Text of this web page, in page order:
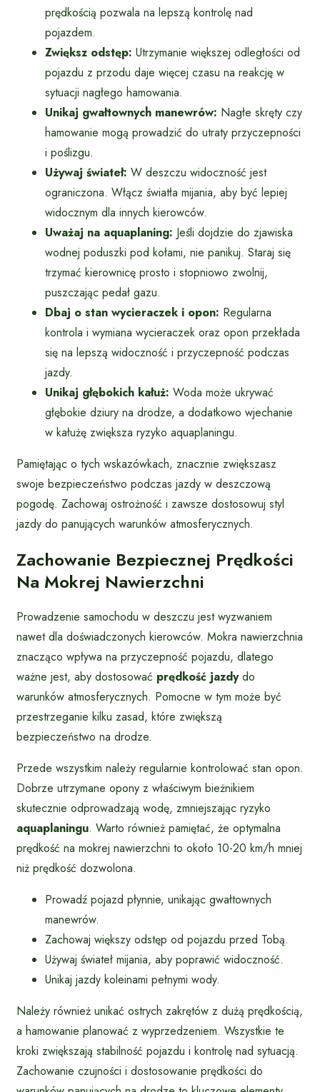
prędkością pozwala na lepszą kontrolę nad
pojazdem.
Zwiększ odstęp: Utrzymanie większej odległości od
pojazdu z przodu daje więcej czasu na reakcję w
sytuacji nagłego hamowania.
Unikaj gwałtownych manewrów: Nagłe skręty czy
hamowanie mogą prowadzić do utraty przyczepności
i poślizgu.
Używaj świateł: W deszczu widoczność jest
ograniczona. Włącz światła mijania, aby być lepiej
widocznym dla innych kierowców.
Uważaj na aquaplaning: Jeśli dojdzie do zjawiska
wodnej poduszki pod kołami, nie panikuj. Staraj się
trzymać kierownicę prosto i stopniowo zwolnij,
puszczając pedał gazu.
Dbaj o stan wycieraczek i opon: Regularna
kontrola i wymiana wycieraczek oraz opon przekłada
się na lepszą widoczność i przyczepność podczas
jazdy.
Unikaj głębokich kałuż: Woda może ukrywać
głębokie dziury na drodze, a dodatkowo wjechanie
w kałużę zwiększa ryzyko aquaplaningu.
Pamiętając o tych wskazówkach, znacznie zwiększasz
swoje bezpieczeństwo podczas jazdy w deszczową
pogodę. Zachowaj ostrożność i zawsze dostosowuj styl
jazdy do panujących warunków atmosferycznych.
Zachowanie Bezpiecznej Prędkości
Na Mokrej Nawierzchni
Prowadzenie samochodu w deszczu jest wyzwaniem
nawet dla doświadczonych kierowców. Mokra nawierzchnia
znacząco wpływa na przyczepność pojazdu, dlatego
ważne jest, aby dostosować prędkość jazdydo
warunków atmosferycznych. Pomocne w tym może być
przestrzeganie kilku zasad, które zwiększą
bezpieczeństwo na drodze.
Przede wszystkim należy regularnie kontrolować stan opon.
Dobrze utrzymane opony z właściwym bieżnikiem
skutecznie odprowadzają wodę, zmniejszając ryzyko
aquaplaningu. Warto również pamiętać, że optymalna
prędkość na mokrej nawierzchni to około 10-20 km/h mniej
niż prędkość dozwolona.
Prowadź pojazd płynnie, unikając gwałtownych
manewrów.
Zachowaj większy odstęp od pojazdu przed Tobą.
Używaj świateł mijania, aby poprawić widoczność.
Unikaj jazdy koleinami pełnymi wody.
Należy również unikać ostrych zakrętów z dużą prędkością,
a hamowanie planować z wyprzedzeniem. Wszystkie te
kroki zwiększają stabilność pojazdu i kontrolę nad sytuacją.
Zachowanie czujności i dostosowanie prędkości do